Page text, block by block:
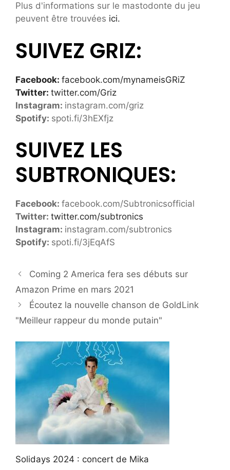
Plus d'informations sur le mastodonte du jeu
peuvent être trouvées ici.
SUIVEZ GRIZ:
Facebook: facebook.com/mynameisGRiZ
Twitter: twitter.com/Griz
Instagram: instagram.com/griz
Spotify: spoti.fi/3hEXfjz
SUIVEZ LES
SUBTRONIQUES:
Facebook: facebook.com/Subtronicsofficial
Twitter: twitter.com/subtronics
Instagram: instagram.com/subtronics
Spotify: spoti.fi/3jEqAfS
Coming 2 America fera ses débuts sur
Amazon Prime en mars 2021
Écoutez la nouvelle chanson de GoldLink
"Meilleur rappeur du monde putain"
Solidays 2024 : concert de Mika